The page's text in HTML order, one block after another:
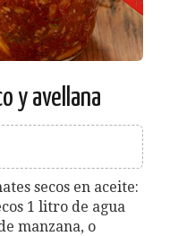
y avellana
secos en aceite:
1 litro de agua
manzana, o